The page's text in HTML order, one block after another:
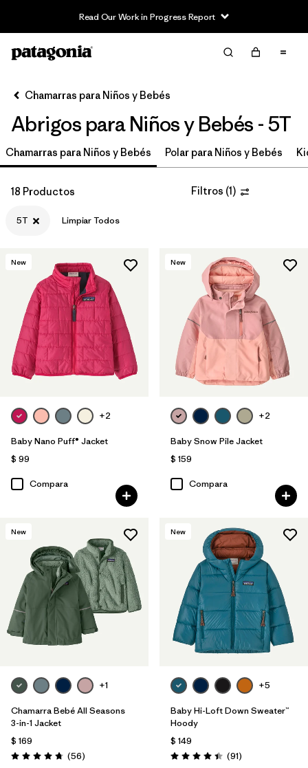
Read Our Work in Progress Report
Filter & Sort Limpiar Todos
Ordenar Por
Filtrar por
Category
Filtrar por
Price
Filtrar por
Size
Filtrar por
Fit
Filtrar por
Color
Filtrar por
Features & Processes
Filtrar por
Materials & Fabric
Filtrar por
Warmth Index
Chamarras para Niños y Bebés
Abrigos para Niños y Bebés - 5T
Chamarras para Niños y Bebés Polar para Niños y Bebés
18 Productos Filtros (1)
5T Limpiar Todos
New
+2
Baby Nano Puff® Jacket
$ 99
Compara
New
+2
Baby Snow Pile Jacket
$ 159
Compara
New
+1
Chamarra Bebé All Seasons
3-in-1 Jacket
$ 169
Valoración: 4.8 / 5
(56Comentarios
)
New
+5
Baby Hi-Loft Down Sweater™
Hoody
$ 149
Valoración: 4.4 / 5
(91Comentarios
)